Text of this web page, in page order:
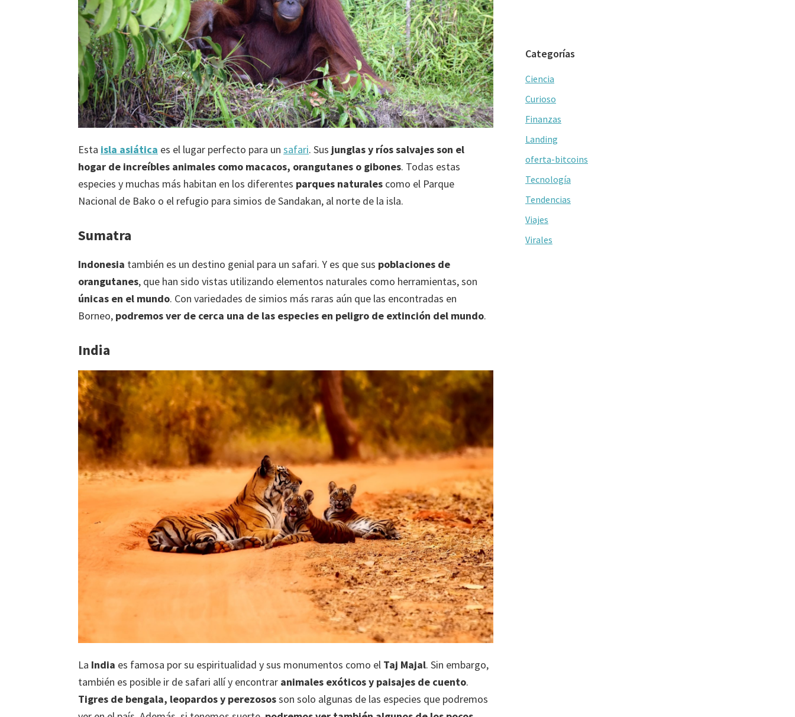
Esta isla asiática es el lugar perfecto para un safari. Sus junglas y ríos salvajes son el
hogar de increíbles animales como macacos, orangutanes o gibones. Todas estas
especies y muchas más habitan en los diferentes parques naturales como el Parque
Nacional de Bako o el refugio para simios de Sandakan, al norte de la isla.
Sumatra
Indonesia también es un destino genial para un safari. Y es que sus poblaciones de
orangutanes, que han sido vistas utilizando elementos naturales como herramientas, son
únicas en el mundo. Con variedades de simios más raras aún que las encontradas en
Borneo, podremos ver de cerca una de las especies en peligro de extinción del mundo.
India
La India es famosa por su espiritualidad y sus monumentos como el Taj Majal. Sin embargo,
también es posible ir de safari allí y encontrar animales exóticos y paisajes de cuento.
Tigres de bengala, leopardos y perezososson solo algunas de las especies que podremos
Categorías
Ciencia
Curioso
Finanzas
Landing
oferta-bitcoins
Tecnología
Tendencias
Viajes
Virales